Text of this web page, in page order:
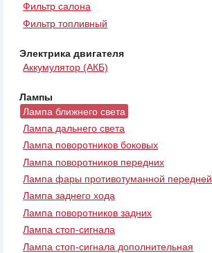
Фильтр салона
Фильтр топливный
Электрика двигателя
Аккумулятор (АКБ)
Лампы
Лампа ближнего света
Лампа дальнего света
Лампа поворотников боковых
Лампа поворотников передних
Лампа фары противотуманной передней
Лампа заднего хода
Лампа поворотников задних
Лампа стоп-сигнала
Лампа стоп-сигнала дополнительная